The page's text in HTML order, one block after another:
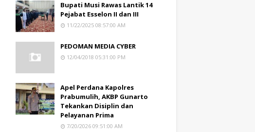
Bupati Musi Rawas Lantik 14
Pejabat Esselon II dan III
11/22/2025 08:57:00 AM
PEDOMAN MEDIA CYBER
12/04/2018 05:31:00 PM
Apel Perdana Kapolres
Prabumulih, AKBP Gunarto
Tekankan Disiplin dan
Pelayanan Prima
7/20/2026 09:51:00 AM